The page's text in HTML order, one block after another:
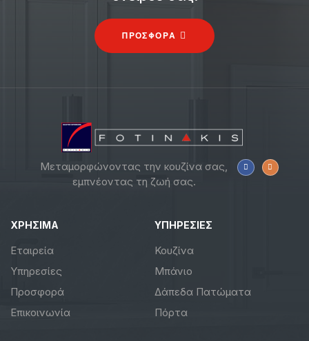
ΠΡΟΣΦΟΡΑ
Μεταμορφώνοντας την κουζίνα σας,
εμπνέοντας τη ζωή σας.
ΧΡΗΣΙΜΑ
Εταιρεία
Υπηρεσίες
Προσφορά
Επικοινωνία
ΥΠΗΡΕΣΙΕΣ
Κουζίνα
Μπάνιο
Δάπεδα Πατώματα
Πόρτα